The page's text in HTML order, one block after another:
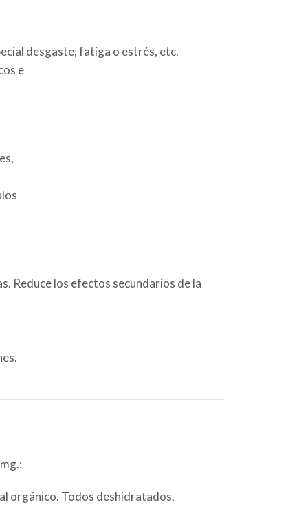
desgaste, fatiga o estrés, etc.
e
Reduce los efectos secundarios de la
orgánico. Todos deshidratados.